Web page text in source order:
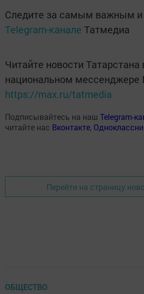
Следите за самым важным
Telegram-канале Татмедиа
Читайте новости Татарстана
национальном мессенджере
https://max.ru/tatmedia
Подписывайтесь на наш Telegram-
читайте нас Вконтакте,
Перейти на страницу
ОБЩЕСТВО